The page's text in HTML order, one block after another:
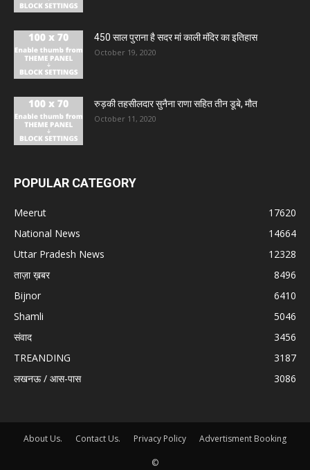
450 साल पुराना है सदर मां काली मंदिर का इतिहास
October 19, 2020
रुड़की तहसीलदार सुनैना राणा सहित तीन डूबे, मौत
October 11, 2020
POPULAR CATEGORY
Meerut
17620
National News
14664
Uttar Pradesh News
12328
ताज़ा ख़बर
8496
Bijnor
6410
Shamli
5046
संवाद
3456
TREANDING
3187
लखनऊ / आस-पास
3086
About Us. Contact Us. Privacy Policy Advertisment Booking
©